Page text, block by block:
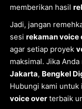
memberikan hasil
Jadi, jangan
sesi rekaman voice
agar setiap proyek
maksimal. Jika
Jakarta, Bengkel
Hubungi kami
voice over terbaik